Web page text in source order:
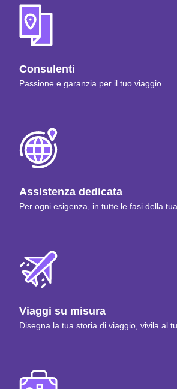
Consulenti
Passione e garanzia per il tuo viaggio.
Assistenza dedicata
Per ogni esigenza, in tutte le fasi della
Viaggi su misura
Disegna la tua storia di viaggio, vivila al